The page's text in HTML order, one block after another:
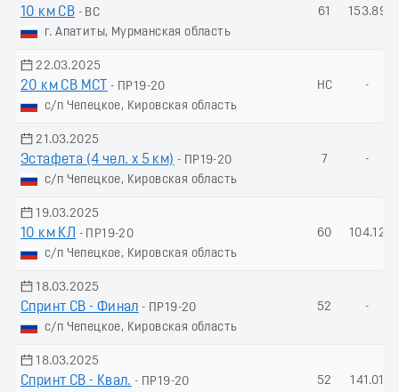
10 км СВ - ВС
г. Апатиты, Мурманская область
61 153.89
22.03.2025
20 км СВ МСТ
- ПР19-20
с/п Чепецкое, Кировская область
НС -
21.03.2025
Эстафета (4 чел. х 5 км) - ПР19-20
с/п Чепецкое, Кировская область
7 -
19.03.2025
10 км КЛ
- ПР19-20
с/п Чепецкое, Кировская область
60 104.12
18.03.2025
Спринт СВ - Финал - ПР19-20
с/п Чепецкое, Кировская область
52 -
18.03.2025
Спринт СВ - Квал. - ПР19-20
52 141.01